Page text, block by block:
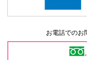
お電話でのお